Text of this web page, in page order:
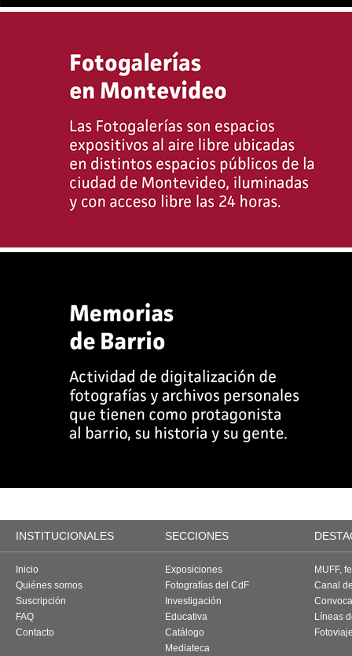
INSTITUCIONALES SECCIONES
Inicio
Quiénes somos
Suscripción
FAQ
Contacto
Exposiciones
Fotografías del CdF
Investigación
Educativa
Catálogo
Mediateca
MUFF,
Canal
Líneas